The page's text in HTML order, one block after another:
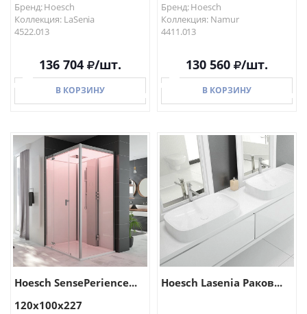
Бренд: Hoesch
Коллекция: LaSenia
4522.013
136 704 /шт.
В КОРЗИНУ
В КОРЗИНУ
Бренд: Hoesch
Коллекция: Namur
4411.013
130 560 /шт.
В КОРЗИНУ
В КОРЗИНУ
Hoesch SensePerience...
120х100х227
Hoesch Lasenia Раков...